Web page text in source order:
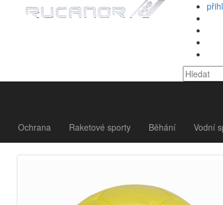
Ochrana Raketové sporty Běhání Vodní